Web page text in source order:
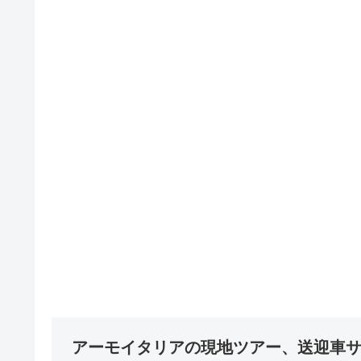
アーモイタリアの現地ツアー、送迎車